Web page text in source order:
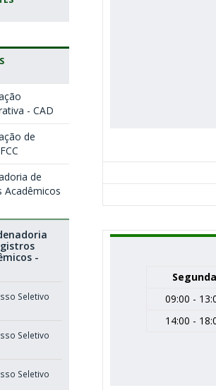
- CAD
de
de
Acadêmicos
-
Seletivo
Seletivo
Seletivo
Segunda
09:00 -
14:00 -